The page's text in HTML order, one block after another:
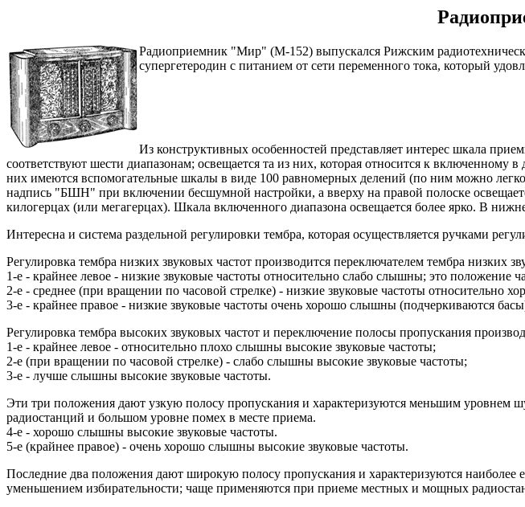
Радиоприемник "Мир" (М-152) выпускался Рижским
супергетеродин с питанием от сети переменного тока, который
Из конструктивных особенностей представляет интерес шкала
соответствуют шести диапазонам; освещается та из них, которая относится к
них имеются вспомогательные шкалы в виде 100 равномерных делений (по ним можно
надпись "БШН" при включении бесшумной настройки, а вверху на правой полоске
килогерцах (или мегагерцах). Шкала включенного диапазона освещается более ярко. В
Интересна и система раздельной регулировки тембра, которая осуществляется ручками
Регулировка тембра низких звуковых частот производится переключателем тембра низких
1-е - крайнее левое - низкие звуковые частоты относительно слабо слышны; это положение
2-е - среднее (при вращении по часовой стрелке) - низкие звуковые частоты
3-е - крайнее правое - низкие звуковые частоты очень хорошо слышны (подчеркиваются
Регулировка тембра высоких звуковых частот и переключение полосы пропускания
1-е - крайнее левое - относительно плохо слышны высокие звуковые частоты;
2-е (при вращении по часовой стрелке) - слабо слышны высокие звуковые частоты;
3-е - лучше слышны высокие звуковые частоты.
Эти три положения дают узкую полосу пропускания и характеризуются меньшим уровнем
радиостанций и большом уровне помех в месте приема.
4-е - хорошо слышны высокие звуковые частоты.
5-е (крайнее правое) - очень хорошо слышны высокие звуковые частоты.
Последние два положения дают широкую полосу пропускания и характеризуются
уменьшением избирательности; чаще применяются при приеме местных и мощных